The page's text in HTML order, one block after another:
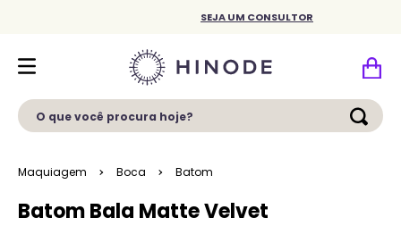
SEJA UM CONSULTOR
O que você procura hoje?
Maquiagem Boca Batom
Batom Bala Matte Velvet